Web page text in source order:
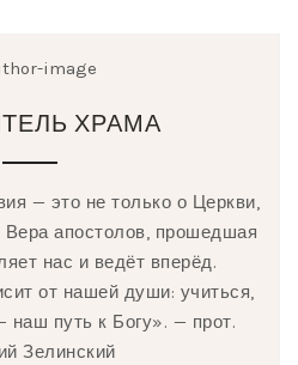
ХРАМА
— это не только о Церкви,
Вера апостолов, прошедшая
нас и ведёт вперёд.
от нашей души: учиться,
путь к Богу». — прот.
Зелинский